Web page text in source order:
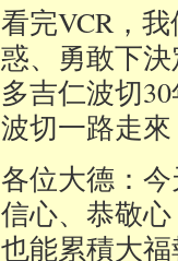
看完VCR，
惑、勇敢下
多吉仁波切
波切一路走
各位大德：
信心、恭敬
也能累積大